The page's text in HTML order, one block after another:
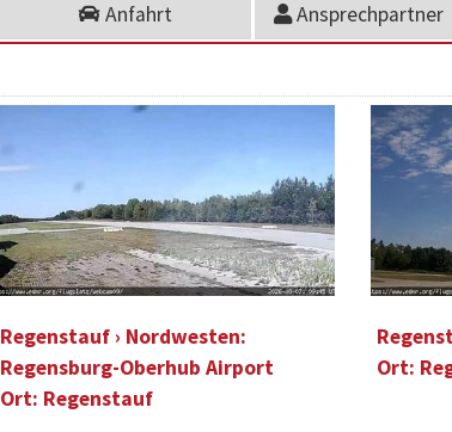
Anfahrt Ansprechpartner
Regenstauf › Nordwesten:
Regensburg-Oberhub Airport
Ort: Regenstauf
Ort: